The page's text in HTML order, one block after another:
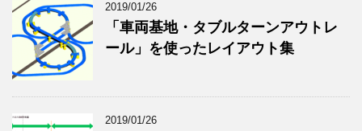
2019/01/26
「車両基地・タブルターンアウトレ
ール」を使ったレイアウト集
2019/01/26